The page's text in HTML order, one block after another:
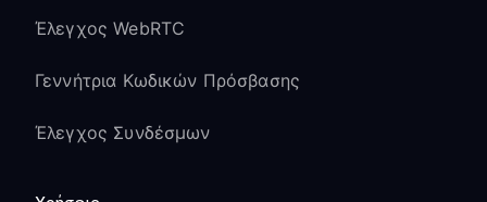
Έλεγχος WebRTC
Γεννήτρια Κωδικών Πρόσβασης
Έλεγχος Συνδέσμων